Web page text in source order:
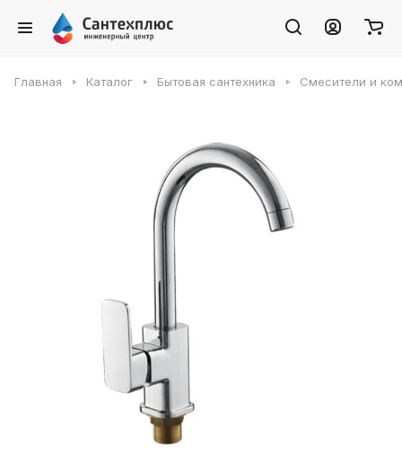
Главная Каталог Бытовая сантехника Смесители и